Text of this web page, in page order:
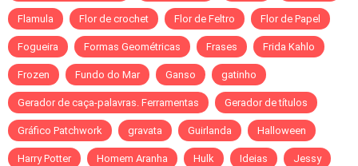
Flamula Flor de crochet Flor de Feltro Flor de Papel
Fogueira Formas Geométricas Frases Frida Kahlo
Frozen Fundo do Mar Ganso gatinho
Gerador de caça-palavras. Ferramentas Gerador de títulos
Gráfico Patchwork gravata Guirlanda Halloween
Harry Potter Homem Aranha Hulk Ideias Jessy